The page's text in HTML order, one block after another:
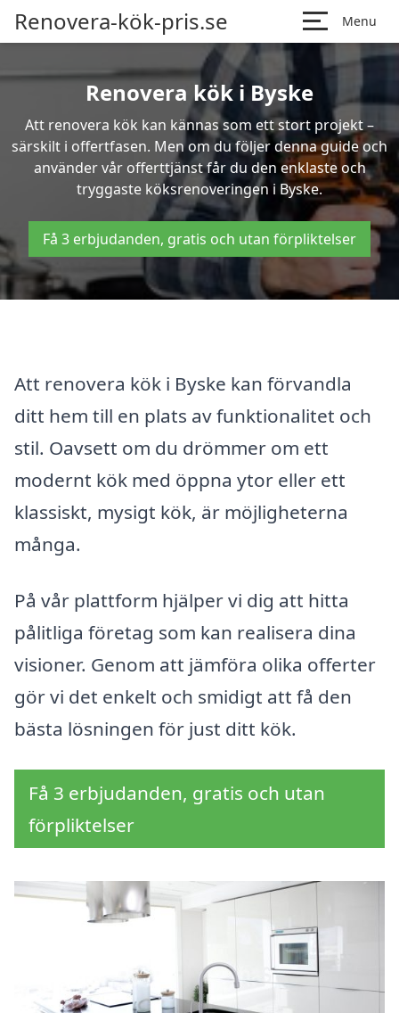
Renovera-kök-pris.se Menu
Renovera kök i Byske
Att renovera kök kan kännas som ett stort projekt –
särskilt i offertfasen. Men om du följer denna guide och
använder vår offerttjänst får du den enklaste och
tryggaste köksrenoveringen i Byske.
Få 3 erbjudanden, gratis och utan förpliktelser
Att renovera kök i Byske kan förvandla
ditt hem till en plats av funktionalitet och
stil. Oavsett om du drömmer om ett
modernt kök med öppna ytor eller ett
klassiskt, mysigt kök, är möjligheterna
många.
På vår plattform hjälper vi dig att hitta
pålitliga företag som kan realisera dina
visioner. Genom att jämföra olika offerter
gör vi det enkelt och smidigt att få den
bästa lösningen för just ditt kök.
Få 3 erbjudanden, gratis och utan
förpliktelser